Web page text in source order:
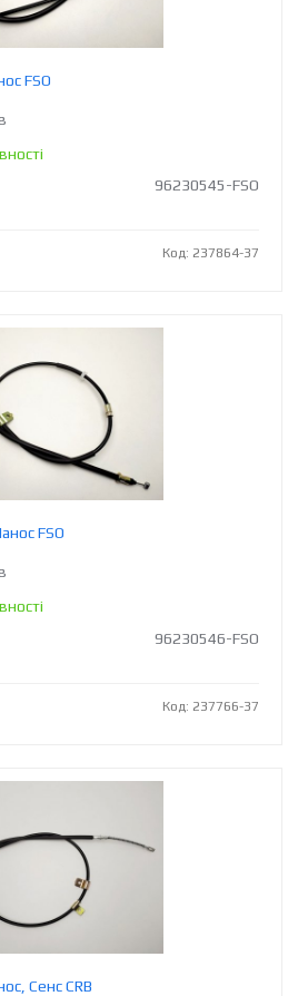
FSO
96230545-FSO
Код: 237864-37
FSO
96230546-FSO
Код: 237766-37
Сенс CRB